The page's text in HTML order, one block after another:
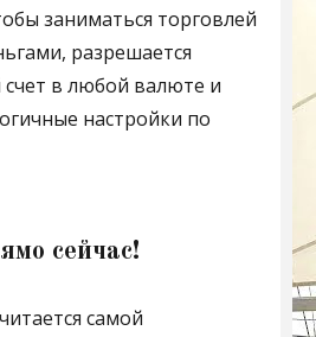
заниматься торговлей
разрешается
в любой валюте и
настройки по
сейчас!
самой